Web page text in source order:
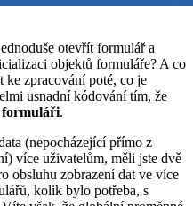
otevřít formulář a
objektů formuláře? A co
ke zpracování poté, co je
usnadní kódování tím, že
formuláři.
(nepocházející přímo z
více uživatelům, měli jste dvě
obsluhu zobrazení dat ve více
kolik bylo potřeba, s